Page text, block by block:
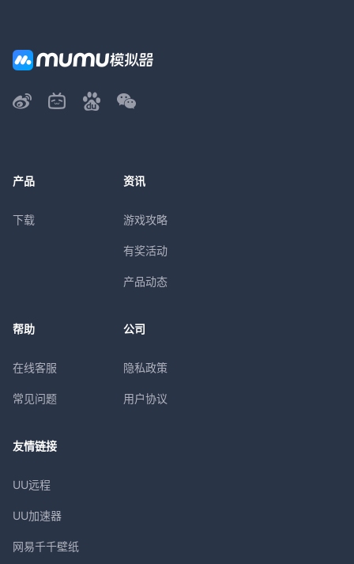
产品
下载
资讯
游戏攻略
有奖活动
产品动态
帮助
在线客服
常见问题
公司
隐私政策
用户协议
友情链接
UU远程
UU加速器
网易千千壁纸